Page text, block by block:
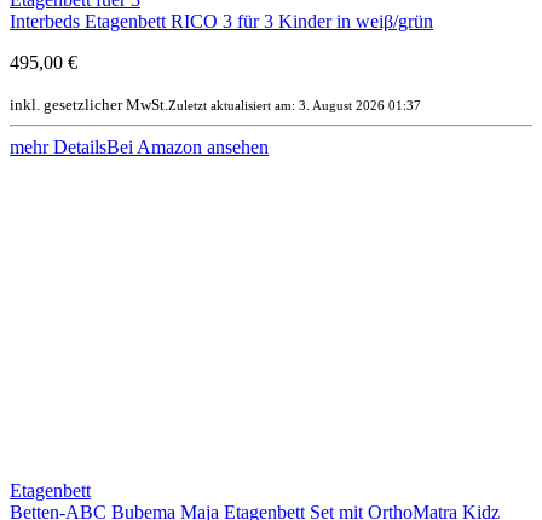
Interbeds Etagenbett RICO 3 für 3 Kinder in weiβ/grün
495,00 €
inkl. gesetzlicher MwSt. Zuletzt aktualisiert am: 3. August 2026 01:37
mehr DetailsBei Amazon ansehen
Etagenbett
Betten-ABC Bubema Maja Etagenbett Set mit OrthoMatra Kidz